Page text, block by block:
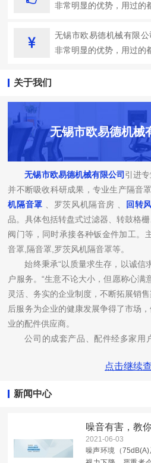
非常明显的优势，用过的
无锡市欧易德机械有限
非常明显的优势，用过的
关于我们
无锡市欧易德机械
无锡市欧易德机械有限公司 引进
并不断吸收科研成果，专业生产隔音
机隔音罩 、罗茨风机隔音房 、 回转
品。具体包括转盘式过滤器、转鼓格
阀门等，同时承接各种钣金件加工。
音罩,隔音罩,罗茨风机隔音罩等。
始终秉承“以质量求生存，以诚信
户服务。“生意不论大小，但愿称心满
灵活、务实的企业制度，不断拓展销
后服务为企业的健康发展争得了市场
业的配件供应商。
公司的成套产品、配件经多家用
场，为了新产品的开发，公司不断引
秉持“追求卓越、走向世界”的年
长！公司热忱欢迎您来电咨询或来公
湖，美丽而宁静，随时寄盼着国内外友
点击继续
新闻中心
噪音有害，教
2021-06-03
噪声环境（75dB(A)